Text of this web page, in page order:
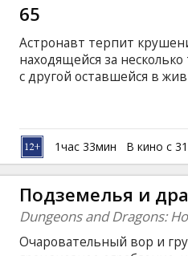
65
Астронавт терпит
находящейся за
с другой оставшейся в
языках.
1час 33мин В кино с
Подземелья и
Dungeons and Dragons:
Очаровательный вор и